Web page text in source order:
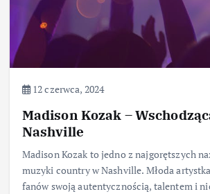
12 czerwca, 2024
Madison Kozak –
Nashville
Madison Kozak to jedno z najgorętszych
muzyki country w Nashville. Młoda
fanów swoją autentycznością, talentem i